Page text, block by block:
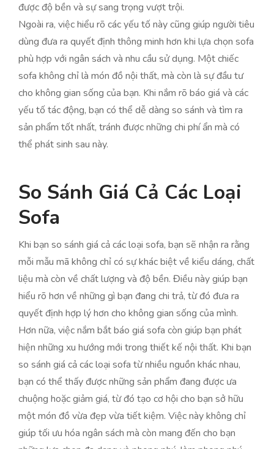
được độ bền và sự sang trọng vượt trội.
Ngoài ra, việc hiểu rõ các yếu tố này cũng giúp người tiêu
dùng đưa ra quyết định thông minh hơn khi lựa chọn sofa
phù hợp với ngân sách và nhu cầu sử dụng. Một chiếc
sofa không chỉ là món đồ nội thất, mà còn là sự đầu tư
cho không gian sống của bạn. Khi nắm rõ báo giá và các
yếu tố tác động, bạn có thể dễ dàng so sánh và tìm ra
sản phẩm tốt nhất, tránh được những chi phí ẩn mà có
thể phát sinh sau này.
So Sánh Giá Cả Các Loại
Sofa
Khi bạn so sánh giá cả các loại sofa, bạn sẽ nhận ra rằng
mỗi mẫu mã không chỉ có sự khác biệt về kiểu dáng, chất
liệu mà còn về chất lượng và độ bền. Điều này giúp bạn
hiểu rõ hơn về những gì bạn đang chi trả, từ đó đưa ra
quyết định hợp lý hơn cho không gian sống của mình.
Hơn nữa, việc nắm bắt báo giá sofa còn giúp bạn phát
hiện những xu hướng mới trong thiết kế nội thất. Khi bạn
so sánh giá cả các loại sofa từ nhiều nguồn khác nhau,
bạn có thể thấy được những sản phẩm đang được ưa
chuộng hoặc giảm giá, từ đó tạo cơ hội cho bạn sở hữu
một món đồ vừa đẹp vừa tiết kiệm. Việc này không chỉ
giúp tối ưu hóa ngân sách mà còn mang đến cho bạn